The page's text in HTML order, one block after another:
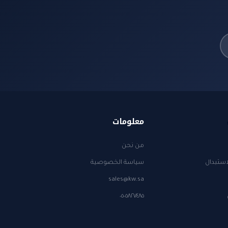
معلومات
من نحن
سياسة الخصوصية
sales@kw.sa
٠٥٠٥٨٢٧٤٨٥